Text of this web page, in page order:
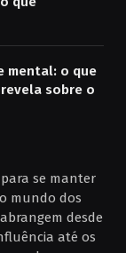
mental: o que
sobre o
se manter
mundo dos
desde
até os